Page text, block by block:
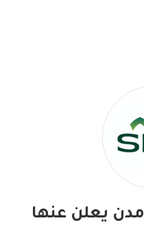
يعلن عنها